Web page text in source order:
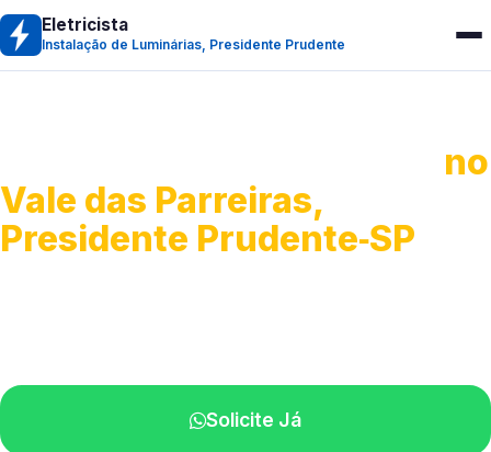
Eletricista
Instalação de Luminárias, Presidente Prudente
no
Vale das Parreiras,
Presidente Prudente‑SP
Solicite Já